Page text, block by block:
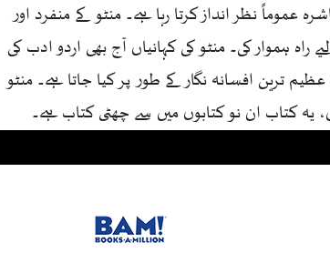
نظر انداز کرتا رہا ہے۔ منٹو کے منفرد اور
ہموار کی۔ منٹو کی کہانیاں آج بھی اردو ادب کی
ترین افسانہ نگار کے طور پر کیا جاتا ہے۔ منٹو
یہ کتاب ان نو کتابوں میں سے چھٹی کتاب ہے۔